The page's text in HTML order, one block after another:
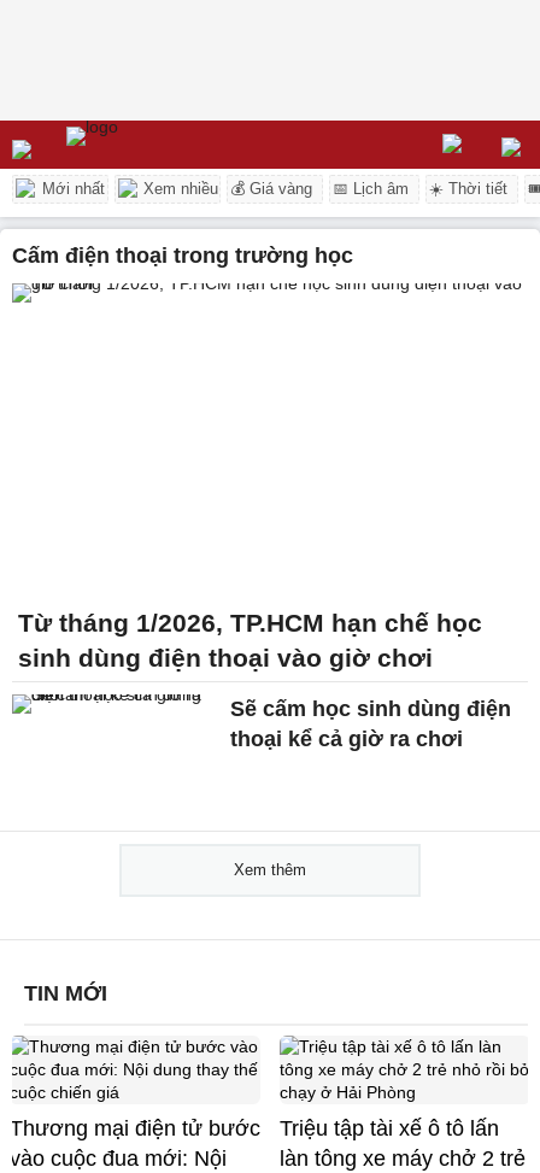
Mới nhất Xem nhiều 💰 Giá vàng 📅 Lịch âm ☀️ Thời tiết
cấm điện thoại trong trường học
Từ tháng 1/2026, TP.HCM hạn chế học
sinh dùng điện thoại vào giờ chơi
Sẽ cấm học sinh dùng điện
thoại kể cả giờ ra chơi
Xem thêm
TIN MỚI
Thương mại điện tử bước
vào cuộc đua mới: Nội
Triệu tập tài xế ô tô lấn
làn tông xe máy chở 2 trẻ